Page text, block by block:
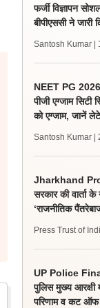
फर्जी विज्ञापन
बीपीएससी ने जारी
Santosh Kumar
NEET PG
पीजी एग्जाम
को एग्जाम, जानें
Santosh Kumar
Jharkhand
सरकार की वार्ता
‘राजनीतिक
Press Trust of
UP Police
पुलिस मुख्य आरक्षी
परिणाम व कट ऑफ